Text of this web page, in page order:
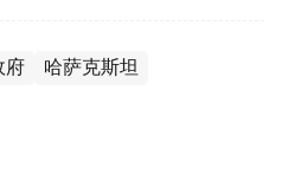
府 哈萨克斯坦